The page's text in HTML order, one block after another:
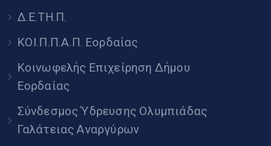
Δ.Ε.ΤΗ.Π.
ΚΟΙ.Π.Π.Α.Π. Εορδαίας
Κοινωφελής Επιχείρηση Δήμου
Εορδαίας
Σύνδεσμος Ύδρευσης Ολυμπιάδας
Γαλάτειας Αναργύρων